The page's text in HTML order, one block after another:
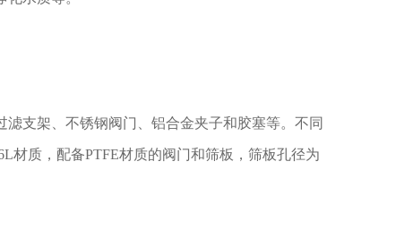
支架、不锈钢阀门、铝合金夹子和胶塞等。不同
材质，配备PTFE材质的阀门和筛板，筛板孔径为